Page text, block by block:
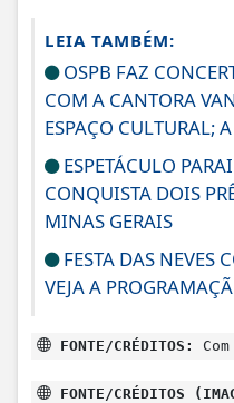
LEIA TAMBÉM:
OSPB FAZ
COM A CANTORA
ESPAÇO CULTURAL;
ESPETÁCULO
CONQUISTA DOIS
MINAS GERAIS
FESTA DAS NEVES
VEJA A
FONTE/CRÉDITOS:
FONTE/CRÉDITOS